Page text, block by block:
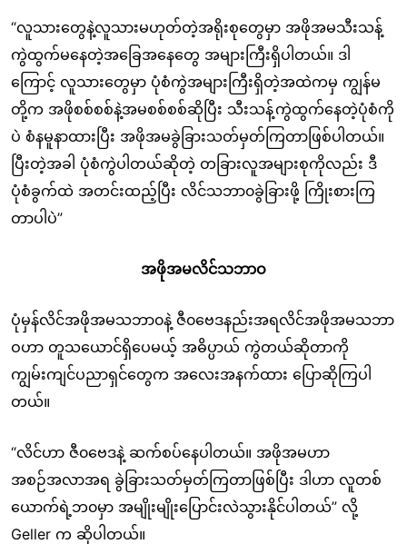
“လူသားတွေနဲ့လူသားမဟုတ်တဲ့အရိုးစုတွေမှာ အဖိုအမသီးသန့်
ကွဲထွက်မနေတဲ့အခြေအနေတွေ အများကြီးရှိပါတယ်။ ဒါ
ကြောင့် လူသားတွေမှာ ပုံစံကွဲအများကြီးရှိတဲ့အထဲကမှ ကျွန်မ
တို့က အဖိုစစ်စစ်နဲ့အမစစ်စစ်ဆိုပြီး သီးသန့်ကွဲထွက်နေတဲ့ပုံစံကို
ပဲ စံနမူနာထားပြီး အဖိုအမခွဲခြားသတ်မှတ်ကြတာဖြစ်ပါတယ်။
ပြီးတဲ့အခါ ပုံစံကွဲပါတယ်ဆိုတဲ့ တခြားလူအများစုကိုလည်း ဒီ
ပုံစံခွက်ထဲ အတင်းထည့်ပြီး လိင်သဘာ၀ခွဲခြားဖို့ ကြိုးစားကြ
တာပါပဲ”
အဖိုအမလိင်သဘာဝ
ပုံမှန်လိင်အဖိုအမသဘာ၀နဲ့ ဇီ၀ဗေဒနည်းအရလိင်အဖိုအမသဘာ
ဝဟာ တူသယောင်ရှိပေမယ့် အဓိပ္ပာယ် ကွဲတယ်ဆိုတာကို
ကျွမ်းကျင်ပညာရှင်တွေက အလေးအနက်ထား ပြောဆိုကြပါ
တယ်။
“လိင်ဟာ ဇီ၀ဗေဒနဲ့ ဆက်စပ်နေပါတယ်။ အဖိုအမဟာ
အစဉ်အလာအရ ခွဲခြားသတ်မှတ်ကြတာဖြစ်ပြီး ဒါဟာ လူတစ်
ယောက်ရဲ့ဘ၀မှာ အမျိုးမျိုးပြောင်းလဲသွားနိုင်ပါတယ်” လို့
Geller က ဆိုပါတယ်။